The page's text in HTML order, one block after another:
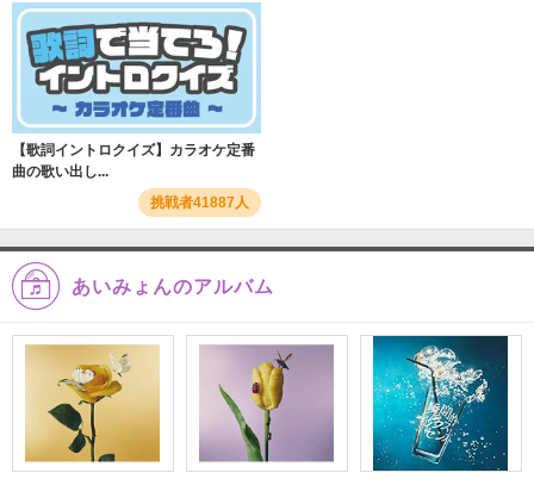
【歌詞イントロクイズ】カラオケ定番
曲の歌い出し...
挑戦者41887人
あいみょんのアルバム